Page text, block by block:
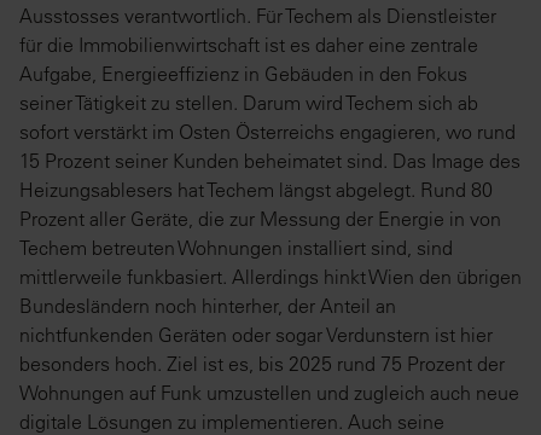
Ausstosses verantwortlich. Für Techem als Dienstleister
für die Immobilienwirtschaft ist es daher eine zentrale
Aufgabe, Energieeffizienz in Gebäuden in den Fokus
seiner Tätigkeit zu stellen. Darum wird Techem sich ab
sofort verstärkt im Osten Österreichs engagieren, wo rund
15 Prozent seiner Kunden beheimatet sind. Das Image des
Heizungsablesers hat Techem längst abgelegt. Rund 80
Prozent aller Geräte, die zur Messung der Energie in von
Techem betreuten Wohnungen installiert sind, sind
mittlerweile funkbasiert. Allerdings hinkt Wien den übrigen
Bundesländern noch hinterher, der Anteil an
nichtfunkenden Geräten oder sogar Verdunstern ist hier
besonders hoch. Ziel ist es, bis 2025 rund 75 Prozent der
Wohnungen auf Funk umzustellen und zugleich auch neue
digitale Lösungen zu implementieren. Auch seine